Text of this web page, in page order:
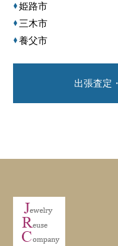
姫路市
三木市
養父市
出張査定